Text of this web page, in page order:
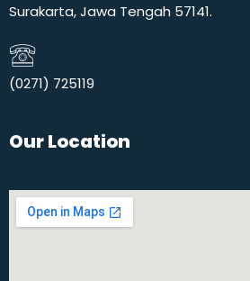
Surakarta, Jawa Tengah 57141.
(0271) 725119​
Our Location